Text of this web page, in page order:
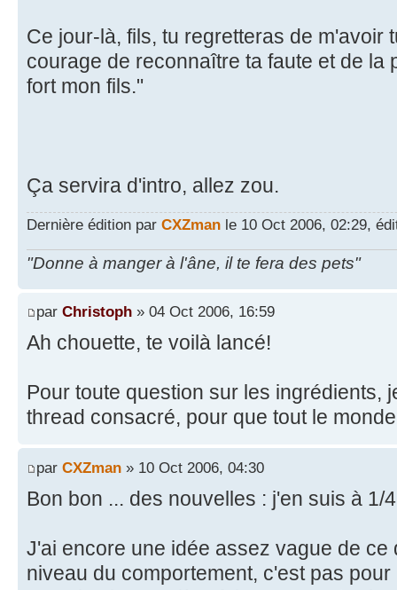
Ce jour-là, fils, tu regretteras de m'avoir
courage de reconnaître ta faute et de la
fort mon fils."
Ça servira d'intro, allez zou.
Dernière édition par CXZman le 10 Oct 2006, 02:29,
"Donne à manger à l'âne, il te fera des pets"
par Christoph » 04 Oct 2006, 16:59
Ah chouette, te voilà lancé!
Pour toute question sur les ingrédients,
thread consacré, pour que tout le
par CXZman » 10 Oct 2006, 04:30
Bon bon ... des nouvelles : j'en suis à 1/
J'ai encore une idée assez vague de ce
niveau du comportement, c'est pas